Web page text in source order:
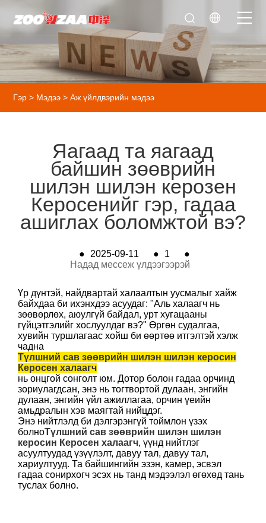
Гэр > Мэдээ >Аж үйлдвэрийн мэдээ
Яагаад та яагаад
байшин зөөврийн
шилэн шилэн керозен
Керосенийг гэр, гадаа
ашиглах боломжтой вэ?
● 2025-09-11 ● 1
●
Надад мессеж үлдээгээрэй
Үр дүнтэй, найдвартай халаалтын уусмалыг хайж
байхдаа би ихэнхдээ асуудаг: "Аль халаагч нь
зөөвөрлөх, аюулгүй байдал, урт хугацааны
гүйцэтгэлийг хослуулдаг вэ?" Өргөн судалгаа,
хувийн туршлагаас хойш би өөртөө итгэлтэй хэлж
чадна
Түлшний сав зөөврийн шилэн шилэн керосин
Керосен халаагч
нь онцгой сонголт юм. Дотор болон гадаа орчинд
зориулагдсан, энэ нь тогтвортой дулаан, энгийн
дулаан, энгийн үйл ажиллагаа, орчин үеийн
амьдралын хэв маягтай нийцдэг.
Энэ нийтлэлд би дэлгэрэнгүй тоймлон үзэх
болноТүлшний сав зөөврийн шилэн шилэн
керосин Керосен халаагч, үүнд нийтлэг
асуултуудад үзүүлэлт, давуу тал, давуу тал,
хариултууд. Та байшингийн эзэн, камер, эсвэл
гадаа сонирхогч эсэх нь танд мэдээлэл өгөхөд тань
туслах болно.